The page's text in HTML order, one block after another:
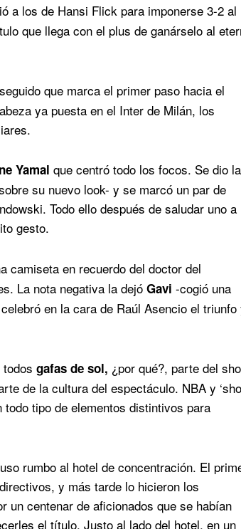
a los de Hansi Flick para imponerse 3-2 al
que llega con el plus de ganárselo al
que marca el primer paso hacia el
ya puesta en el Inter de Milán, los
Yamal que centró todo los focos. Se dio la
su nuevo look- y se marcó un par de
Todo ello después de saludar uno a
gesto.
camiseta en recuerdo del doctor del
La nota negativa la dejó Gavi -cogió una
en la cara de Raúl Asencio el triunfo
gafas de sol, ¿por qué?, parte del
de la cultura del espectáculo. NBA y
tipo de elementos distintivos para
rumbo al hotel de concentración. El
y más tarde lo hicieron los
un centenar de aficionados que se habían
el título. Justo al lado del hotel, en un